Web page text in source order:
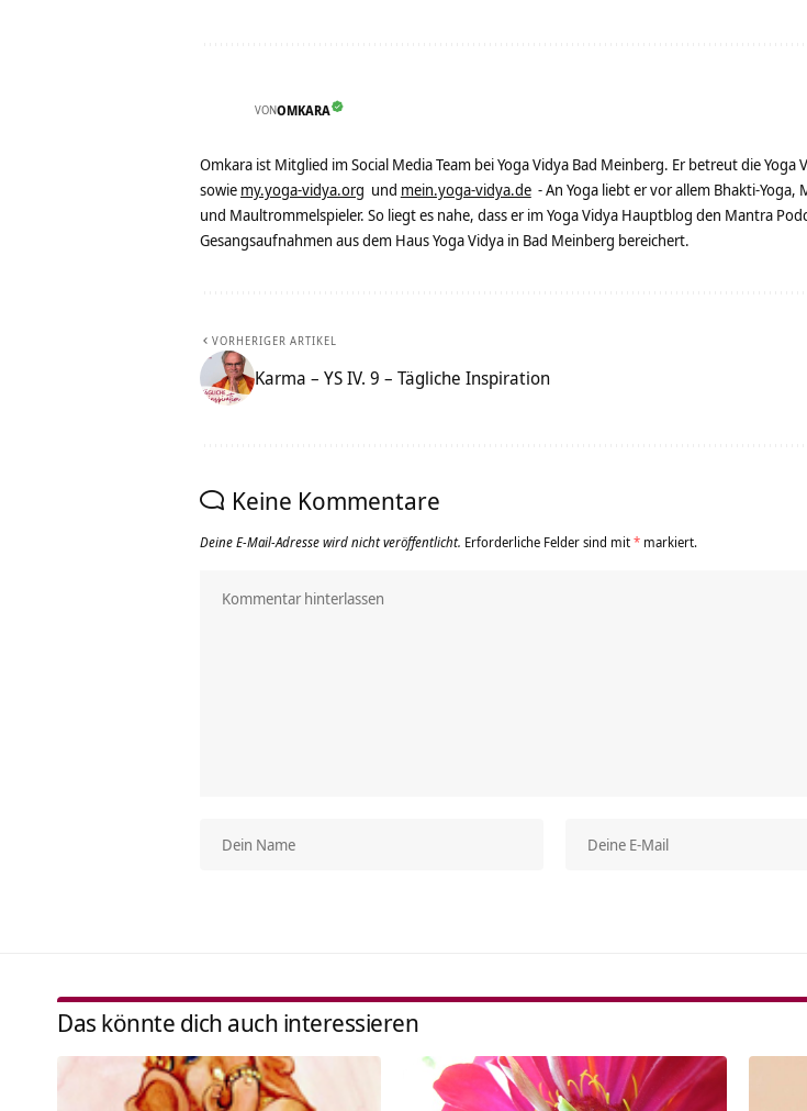
VONOMKARA
Omkara ist Mitglied im Social Media Team bei Yoga Vidya Bad Meinberg. Er betreut die Yoga
sowie my.yoga-vidya.org und mein.yoga-vidya.de - An Yoga liebt er vor allem Bhakti-
und Maultrommelspieler. So liegt es nahe, dass er im Yoga Vidya Hauptblog den Mantra
Gesangsaufnahmen aus dem Haus Yoga Vidya in Bad Meinberg bereichert.
VORHERIGER ARTIKEL
Karma – YS IV. 9 – Tägliche Inspiration
Keine Kommentare
Deine E-Mail-Adresse wird nicht veröffentlicht. Erforderliche Felder sind mit* markiert.
Das könnte dich auch interessieren